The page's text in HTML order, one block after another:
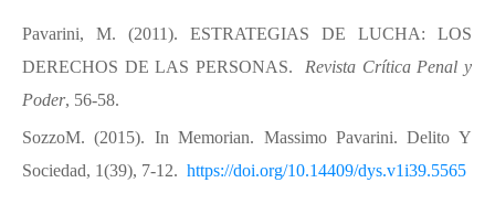
Pavarini, M. (2011). ESTRATEGIAS DE LUCHA: LOS
DERECHOS DE LAS PERSONAS.Revista Crítica Penal y
Poder, 56-58.
SozzoM. (2015). In Memorian. Massimo Pavarini. Delito Y
Sociedad, 1(39), 7-12. https://doi.org/10.14409/dys.v1i39.5565